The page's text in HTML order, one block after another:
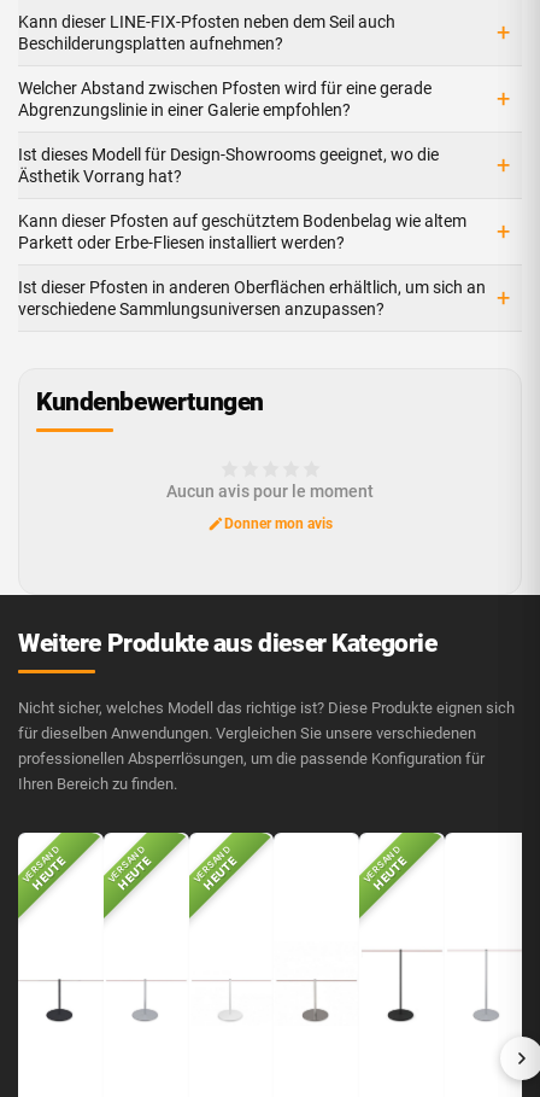
Kann dieser LINE-FIX-Pfosten neben dem Seil auch
Beschilderungsplatten aufnehmen?
+
Welcher Abstand zwischen Pfosten wird für eine gerade
Abgrenzungslinie in einer Galerie empfohlen?
+
Ist dieses Modell für Design-Showrooms geeignet, wo die
Ästhetik Vorrang hat?
+
Kann dieser Pfosten auf geschütztem Bodenbelag wie altem
Parkett oder Erbe-Fliesen installiert werden?
+
Ist dieser Pfosten in anderen Oberflächen erhältlich, um sich an
verschiedene Sammlungsuniversen anzupassen?
+
Kundenbewertungen
Aucun avis pour le moment
Donner mon avis
Weitere Produkte aus dieser Kategorie
Nicht sicher, welches Modell das richtige ist? Diese Produkte eignen sich
für dieselben Anwendungen. Vergleichen Sie unsere verschiedenen
professionellen Absperrlösungen, um die passende Konfiguration für
Ihren Bereich zu finden.
VERSAND
HEUTE VERSAND
HEUTE VERSAND
HEUTE VERSAND
HEUTE